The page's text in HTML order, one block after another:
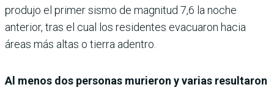
produjo el primer sismo de magnitud 7,6 la noche
anterior, tras el cual los residentes evacuaron hacia
áreas más altas o tierra adentro.
Al menos dos personas murieron y varias resultaron